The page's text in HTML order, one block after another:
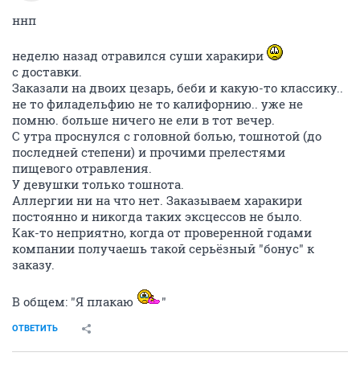
ннп
неделю назад отравился суши харакири
с доставки.
Заказали на двоих цезарь, беби и какую-то классику..
не то филадельфию не то калифорнию.. уже не
помню. больше ничего не ели в тот вечер.
С утра проснулся с головной болью, тошнотой (до
последней степени) и прочими прелестями
пищевого отравления.
У девушки только тошнота.
Аллергии ни на что нет. Заказываем харакири
постоянно и никогда таких эксцессов не было.
Как-то неприятно, когда от проверенной годами
компании получаешь такой серьёзный "бонус" к
заказу.
В общем: "Я плакаю "
ОТВЕТИТЬ